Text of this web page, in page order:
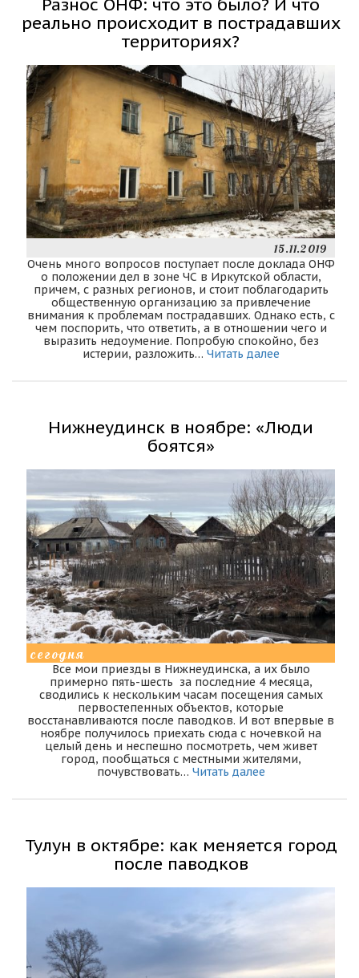
реально происходит в пострадавших
территориях?
15.11.2019
Очень много вопросов поступает после доклада ОНФ
о положении дел в зоне ЧС в Иркутской области,
причем, с разных регионов, и стоит поблагодарить
общественную организацию за привлечение
внимания к проблемам пострадавших. Однако есть, с
чем поспорить, что ответить, а в отношении чего и
выразить недоумение. Попробую спокойно, без
истерии, разложить… Читать далее
Нижнеудинск в ноябре: «Люди
боятся»
сегодня
Все мои приезды в Нижнеудинска, а их было
примерно пять-шесть за последние 4 месяца,
сводились к нескольким часам посещения самых
первостепенных объектов, которые
восстанавливаются после паводков. И вот впервые в
ноябре получилось приехать сюда с ночевкой на
целый день и неспешно посмотреть, чем живет
город, пообщаться с местными жителями,
почувствовать… Читать далее
Тулун в октябре: как меняется город
после паводков